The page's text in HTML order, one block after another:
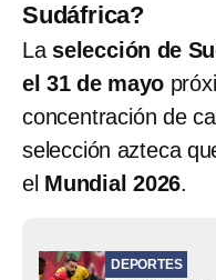
Sudáfrica?
La selección de
el 31 de mayo
concentración de
selección azteca
el Mundial 2026.
DEPORTES